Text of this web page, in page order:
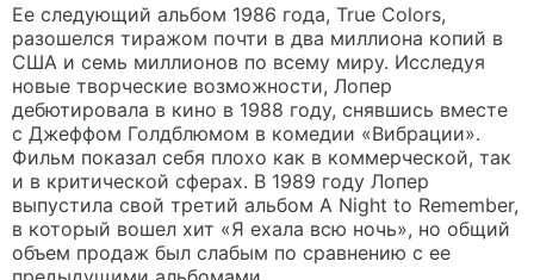
Ее следующий альбом 1986 года, True Colors,
разошелся тиражом почти в два миллиона копий в
США и семь миллионов по всему миру. Исследуя
новые творческие возможности, Лопер
дебютировала в кино в 1988 году, снявшись вместе
с Джеффом Голдблюмом в комедии «Вибрации».
Фильм показал себя плохо как в коммерческой, так
и в критической сферах. В 1989 году Лопер
выпустила свой третий альбом A Night to Remember,
в который вошел хит «Я ехала всю ночь», но общий
объем продаж был слабым по сравнению с ее